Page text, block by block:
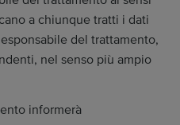
a chiunque tratti i dati
del trattamento,
nel senso più ampio
informerà